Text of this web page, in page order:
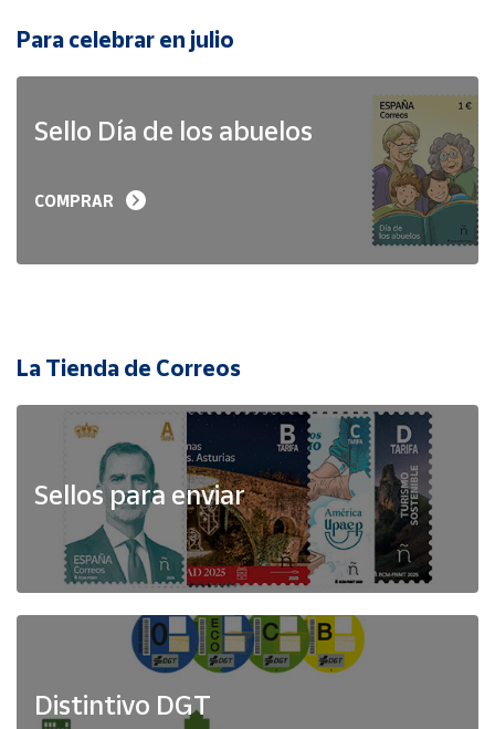
Para celebrar en julio
Sello Día de los abuelos
COMPRAR
La Tienda de Correos
Sellos para enviar
Distintivo DGT